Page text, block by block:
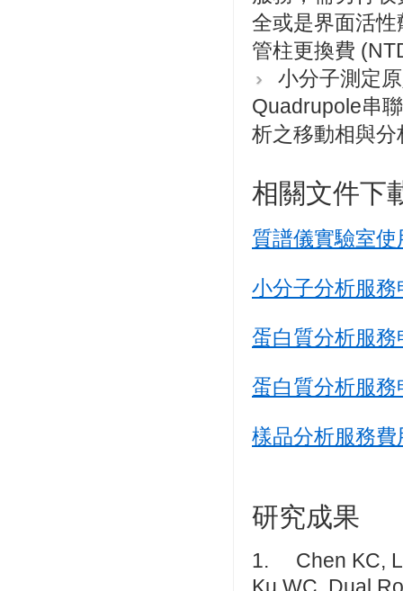
全或是界面活
管柱更換費
小分子測定
Quadrupole串
析之移動相與分
相關文件下
質譜儀實驗室
小分子分析服務
蛋白質分析服務
蛋白質分析服
樣品分析服務費
研究成果
1. Chen KC,